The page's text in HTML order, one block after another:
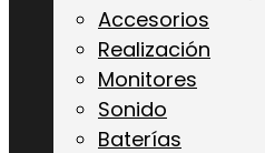
Accesorios
Realización
Monitores
Sonido
Baterías